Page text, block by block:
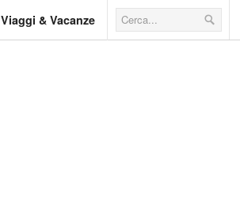
Viaggi & Vacanze